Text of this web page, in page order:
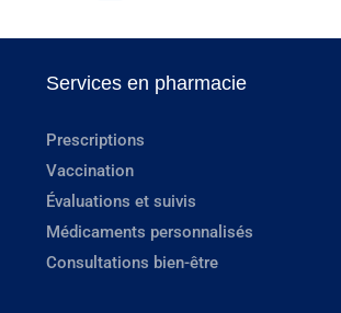
Services en pharmacie
Prescriptions
Vaccination
Évaluations et suivis
Médicaments personnalisés
Consultations bien-être